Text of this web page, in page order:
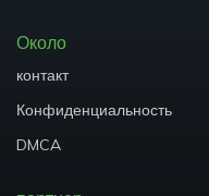
Около
контакт
Конфиденциальность
DMCA